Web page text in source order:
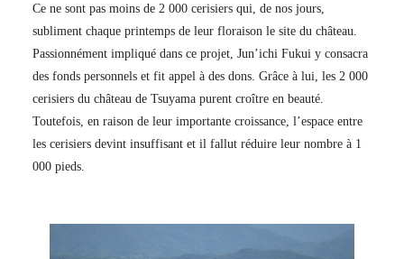
Ce ne sont pas moins de 2 000 cerisiers qui, de nos jours,
subliment chaque printemps de leur floraison le site du château.
Passionnément impliqué dans ce projet, Jun’ichi Fukui y consacra
des fonds personnels et fit appel à des dons. Grâce à lui, les 2 000
cerisiers du château de Tsuyama purent croître en beauté.
Toutefois, en raison de leur importante croissance, l’espace entre
les cerisiers devint insuffisant et il fallut réduire leur nombre à 1
000 pieds.